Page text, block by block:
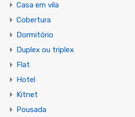
Casa em vila
Cobertura
Dormitório
Duplex ou triplex
Flat
Hotel
Kitnet
Pousada